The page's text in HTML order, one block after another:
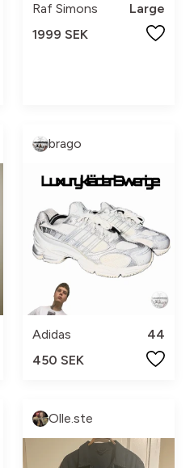
Raf Simons
Large
1999 SEK
brago
Adidas
44
450 SEK
Olle.ste